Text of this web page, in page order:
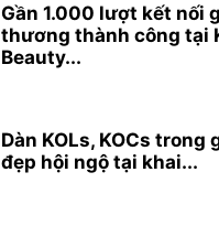
Gần 1.000 lượt kết nối
thương thành công tại
Beauty...
Dàn KOLs, KOCs trong
đẹp hội ngộ tại khai...